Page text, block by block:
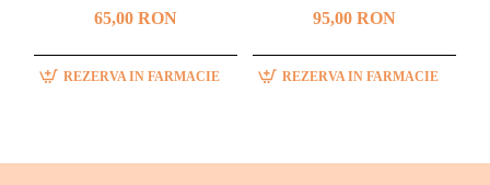
65,00 RON
REZERVA IN FARMACIE
95,00 RON
REZERVA IN FARMACIE